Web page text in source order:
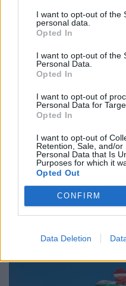
I want to opt-out of the
personal data.
Opted In
I want to opt-out of the
Personal Data.
Opted In
I want to opt-out of
Personal Data for
Opted In
I want to opt-out of
Retention, Sale, and/or
Personal Data that Is
Purposes for which it
Opted Out
CONFIRM
Data Deletion
Διεθνή
Ο Πάπας Λέων ΙΔ’
συγκέντρωση ισχύος
Στην πρώτη του
Λέων ΙΔ’ χρησιμοποιεί την
καταγγείλει την
δημοκρατίας και τη